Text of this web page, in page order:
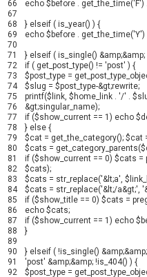
66
67
68
69
70
71
72
73
74
75
76
77
78
79
80
81
82
83
84
85
86
87
88
89
90
91
92
echo $before get_the_time('F')
} elseif ( is_year() ) {
echo $before get_the_time('Y')
} elseif ( is_single() &amp;&amp;
if ( get_post_type() != 'post' ) {
$post_type =
$slug = $post_type-&gt;rewrite;
printf($link $home_link '/'
&gt;singular_name);
if ($show_current == 1 ) echo
} else {
$cat = get_the_category(); $cat
$cats = get_category_parents(
if ($show_current == 0) $cats =
$cats);
$cats = str_replace('&lt;a'
$cats = str_replace('&lt;/a&gt;'
if ($show_title == 0) $cats =
echo $cats;
if ($show_current == 1 ) echo
}
} elseif ( !is_single() &amp;&amp;
'post' &amp;&amp; !is_404() ) {
$post_type =